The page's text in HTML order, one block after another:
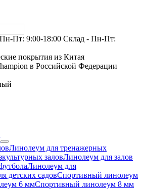
Пн-Пт: 9:00-18:00 Склад - Пн-Пт:
покрытия из Китая
в Российской Федерации
Линолеум для тренажерных
заловЛинолеум для залов
Линолеум для
детских садовСпортивный линолеум
6 ммСпортивный линолеум 8 мм